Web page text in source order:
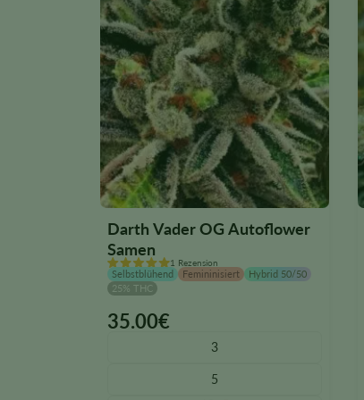
Darth Vader OG Autoflower
Samen
1 Rezension
Selbstblühend Femininisiert
Hybrid 50/50
25% THC
35.00€
3
5
This